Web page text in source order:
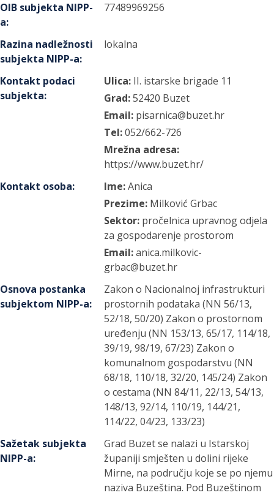
OIB subjekta NIPP-
a:
77489969256
Razina nadležnosti
subjekta NIPP-a:
lokalna
Kontakt podaci
subjekta:
Ulica: II. istarske brigade 11
Grad:52420 Buzet
Email: pisarnica@buzet.hr
Tel:052/662-726
Mrežna adresa:
https://www.buzet.hr/
Kontakt osoba: Ime:Anica
Prezime: Milković Grbac
Sektor: pročelnica upravnog odjela
za gospodarenje prostorom
Email:anica.milkovic-
grbac@buzet.hr
Osnova postanka
subjektom NIPP-a:
Zakon o Nacionalnoj infrastrukturi
prostornih podataka (NN 56/13,
52/18, 50/20) Zakon o prostornom
uređenju (NN 153/13, 65/17, 114/18,
39/19, 98/19, 67/23) Zakon o
komunalnom gospodarstvu (NN
68/18, 110/18, 32/20, 145/24) Zakon
o cestama (NN 84/11, 22/13, 54/13,
148/13, 92/14, 110/19, 144/21,
114/22, 04/23, 133/23)
Sažetak subjekta
NIPP-a:
Grad Buzet se nalazi u Istarskoj
županiji smješten u dolini rijeke
Mirne, na području koje se po njemu
naziva Buzeština. Pod Buzeštinom